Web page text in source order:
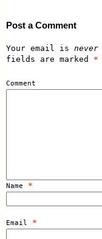
Post a Comment
Your email is never
fields are marked *
Comment
Name *
Email *